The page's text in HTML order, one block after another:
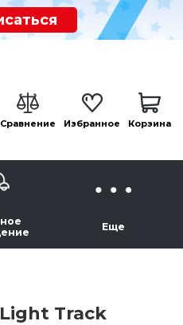
Сравнение Избранное Корзина
Еще
Track